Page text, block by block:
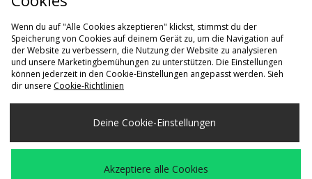
Lieferung Nach
Deutschland
Wir akzeptieren die folgenden Zahlungsmethoden
Wenn du auf "Alle Cookies akzeptieren" klickst, stimmst du der
Speicherung von Cookies auf deinem Gerät zu, um die Navigation auf
der Website zu verbessern, die Nutzung der Website zu analysieren
und unsere Marketingbemühungen zu unterstützen. Die Einstellungen
können jederzeit in den Cookie-Einstellungen angepasst werden. Sieh
dir unsere Cookie-Richtlinien
Deine Cookie-Einstellungen
Akzeptiere alle Cookies